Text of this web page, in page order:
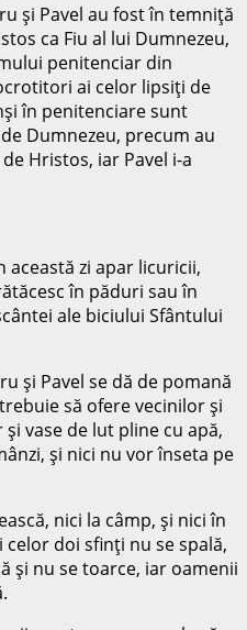
şi Pavel au fost în temniţă
ca Fiu al lui Dumnezeu,
penitenciar din
ai celor lipsiţi de
în penitenciare sunt
Dumnezeu, precum au
Hristos, iar Pavel i-a
zi apar licuricii,
în păduri sau în
ale biciului Sfântului
şi Pavel se dă de pomană
să ofere vecinilor şi
vase de lut pline cu apă,
şi nici nu vor înseta pe
nici la câmp, şi nici în
doi sfinţi nu se spală,
şi nu se toarce, iar oamenii